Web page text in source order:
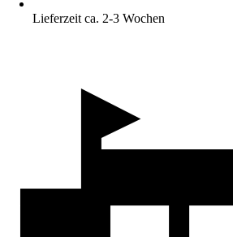
Lieferzeit ca. 2-3 Wochen